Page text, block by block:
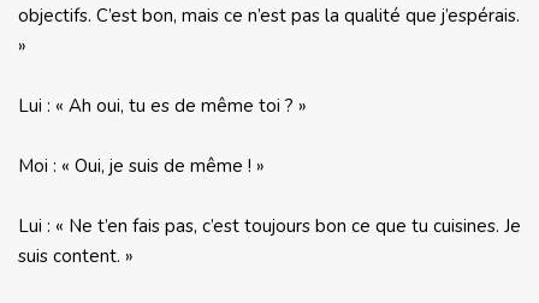
objectifs. C’est bon, mais ce n’est pas la qualité que j’espérais.
»
Lui : « Ah oui, tu es de même toi ? »
Moi : « Oui, je suis de même ! »
Lui : « Ne t’en fais pas, c’est toujours bon ce que tu cuisines. Je
suis content. »